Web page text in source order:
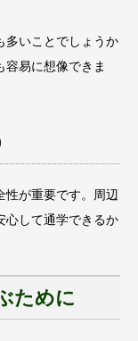
多いことでしょうか
容易に想像できま
が重要です。周辺
心して通学できるか
ために